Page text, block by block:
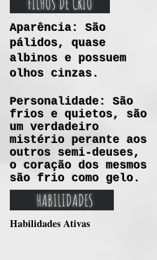
Aparência: São
pálidos, quase
albinos e possuem
olhos cinzas.
Personalidade: São
frios e quietos, são
um verdadeiro
mistério perante aos
outros semi-deuses,
o coração dos mesmos
são frio como gelo.
HABILIDADES
Habilidades Ativas